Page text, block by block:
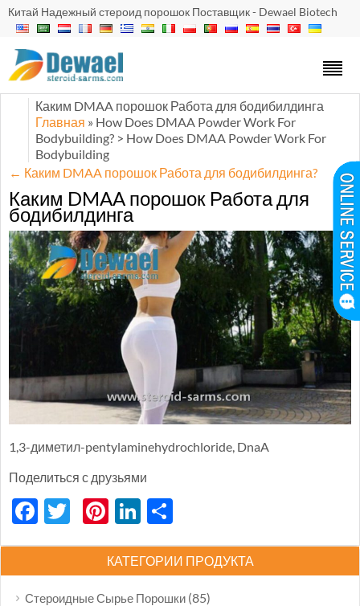
Китай Надежный стероид порошок Поставщик - Dewael Biotech
Каким DMAA порошок Работа для бодибилдинга
Главная » How Does DMAA Powder Work For
Bodybuilding? > How Does DMAA Powder Work For
Bodybuilding
← Каким DMAA порошок Работа для бодибилдинга?
Каким DMAA порошок Работа для
бодибилдинга
1,3-диметил-pentylaminehydrochloride, DnaA
Поделиться с друзьями
Facebook
Twitter
Pinterest
LinkedIn
КАТЕГОРИИ ПРОДУКТА
Стероидные Сырье Порошки (85)